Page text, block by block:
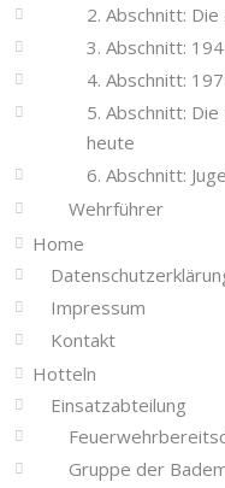
2. Abschnitt:
3. Abschnitt:
4. Abschnitt:
5. Abschnitt:
heute
6. Abschnitt:
Wehrführer
Home
Impressum
Kontakt
Hotteln
Einsatzabteilung
Gruppe der